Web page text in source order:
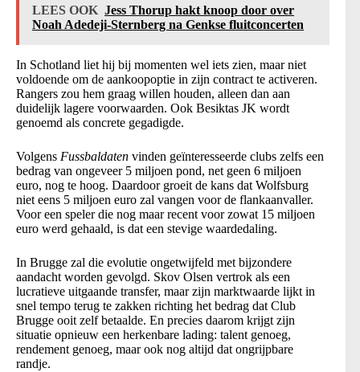
LEES OOK Jess Thorup hakt knoop door over
Noah Adedeji-Sternberg na Genkse fluitconcerten
In Schotland liet hij bij momenten wel iets zien, maar niet
voldoende om de aankoopoptie in zijn contract te activeren.
Rangers zou hem graag willen houden, alleen dan aan
duidelijk lagere voorwaarden. Ook Besiktas JK wordt
genoemd als concrete gegadigde.
Volgens Fussbaldaten vinden geïnteresseerde clubs zelfs een
bedrag van ongeveer 5 miljoen pond, net geen 6 miljoen
euro, nog te hoog. Daardoor groeit de kans dat Wolfsburg
niet eens 5 miljoen euro zal vangen voor de flankaanvaller.
Voor een speler die nog maar recent voor zowat 15 miljoen
euro werd gehaald, is dat een stevige waardedaling.
In Brugge zal die evolutie ongetwijfeld met bijzondere
aandacht worden gevolgd. Skov Olsen vertrok als een
lucratieve uitgaande transfer, maar zijn marktwaarde lijkt in
snel tempo terug te zakken richting het bedrag dat Club
Brugge ooit zelf betaalde. En precies daarom krijgt zijn
situatie opnieuw een herkenbare lading: talent genoeg,
rendement genoeg, maar ook nog altijd dat ongrijpbare
randje.